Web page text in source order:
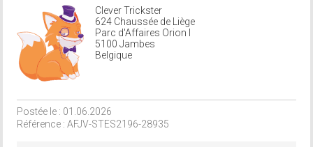
Clever Trickster
624 Chaussée de Liège
Parc d'Affaires Orion I
5100 Jambes
Belgique
Postée le : 01.06.2026
Référence : AFJV-STES2196-28935